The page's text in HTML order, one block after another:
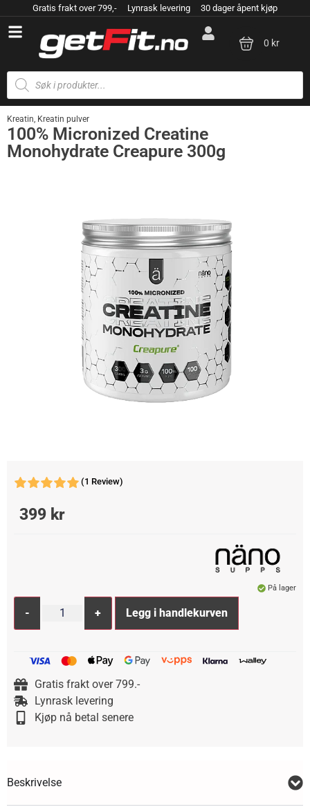
Gratis frakt over 799,- Lynrask levering 30 dager åpent kjøp
0 kr
Kreatin, Kreatin pulver
100% Micronized Creatine
Monohydrate Creapure 300g
(1 Review)
399 kr
På lager
- + Legg i handlekurven
Gratis frakt over 799.-
Lynrask levering
Kjøp nå betal senere
Beskrivelse